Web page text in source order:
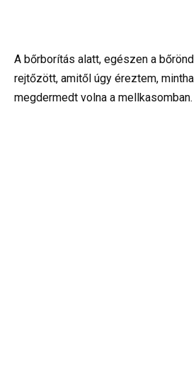
A bőrborítás alatt, egészen a
rejtőzött, amitől úgy éreztem,
megdermedt volna a mellkasomban.